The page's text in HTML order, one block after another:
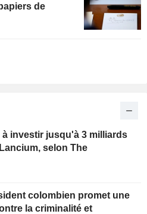
de
à investir jusqu'à 3 milliards
selon The
colombien promet une
la criminalité et